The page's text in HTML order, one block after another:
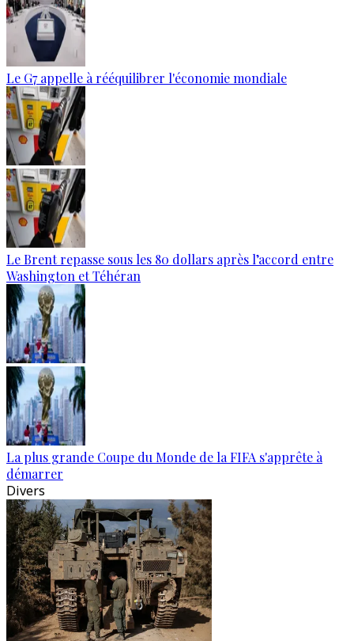
Le G7 appelle à rééquilibrer l'économie mondiale
Le Brent repasse sous les 80 dollars après l’accord entre
Washington et Téhéran
La plus grande Coupe du Monde de la FIFA s'apprête à
démarrer
Divers